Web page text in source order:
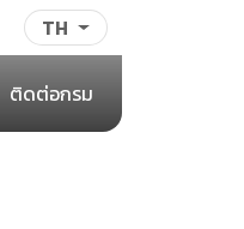
TH
ติดต่อกรม